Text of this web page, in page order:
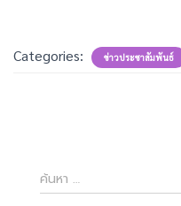
Categories: ข่าวประชาสัมพันธ์
ค้
น
ค้นหา …